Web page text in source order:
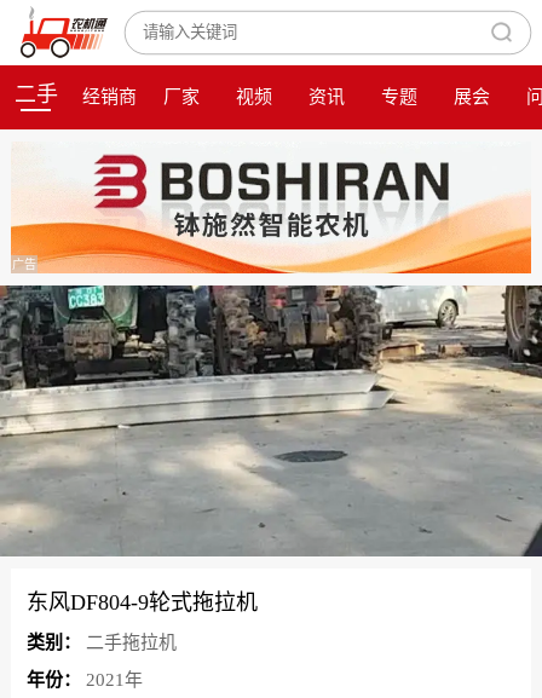
二手 经销商 厂家 视频 资讯 专题 展会
广告
东风DF804-9轮式拖拉机
类别：
二手拖拉机
年份：
2021年